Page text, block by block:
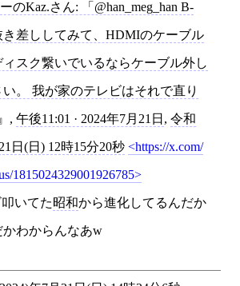
のKaz.さん: 「@han_meg_han B-
き差ししてみて、HDMIのケーブル
ィスク繋いでいるならケーブル外し
。 我が家のテレビはそれで直り
, 午後11:01 · 2024年7月21日 , 令和
日(日) 12時15分20秒 https://x.com/
1815024329001926785
いてた昭和から進化してるんだか
かわからんなあw